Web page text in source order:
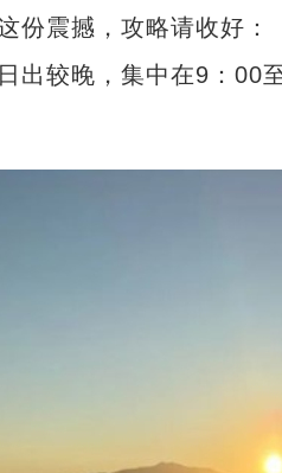
震撼，攻略请收好：
较晚，集中在9：00